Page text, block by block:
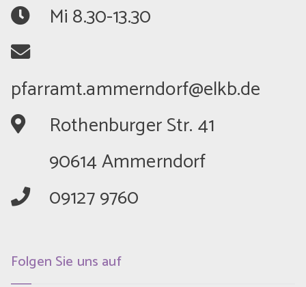
	Mi 8.30-13.30
	Rothenburger Str. 41
	90614 Ammerndorf
	09127 9760
Folgen Sie uns auf